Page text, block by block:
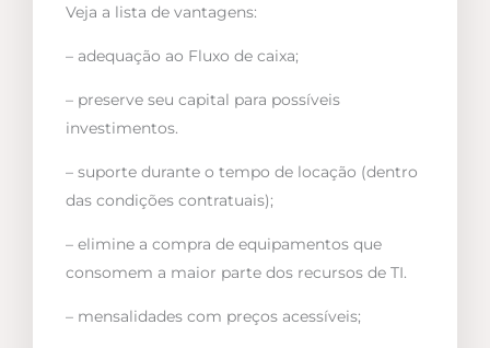
Veja a lista de vantagens:
– adequação ao Fluxo de caixa;
– preserve seu capital para possíveis
investimentos.
– suporte durante o tempo de locação (dentro
das condições contratuais);
– elimine a compra de equipamentos que
consomem a maior parte dos recursos de TI.
– mensalidades com preços acessíveis;